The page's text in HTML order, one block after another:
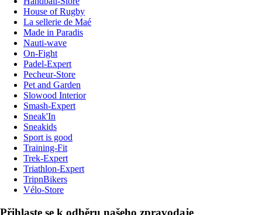
House of Rugby
La sellerie de Maé
Made in Paradis
Nauti-wave
On-Fight
Padel-Expert
Pecheur-Store
Pet and Garden
Slowood Interior
Smash-Expert
Sneak'In
Sneakids
Sport is good
Training-Fit
Trek-Expert
Triathlon-Expert
TripnBikers
Vélo-Store
Přihlaste se k odběru našeho zpravodaje